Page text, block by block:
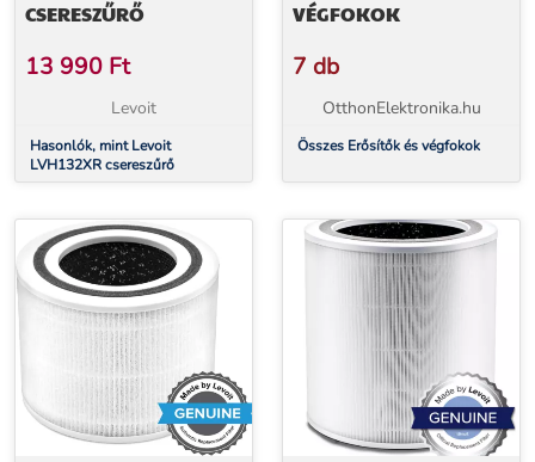
CSERESZŰRŐ
13 990 Ft
Levoit
Hasonlók, mint Levoit
LVH132XR csereszűrő
VÉGFOKOK
7 db
OtthonElektronika.hu
Összes Erősítők és végfokok